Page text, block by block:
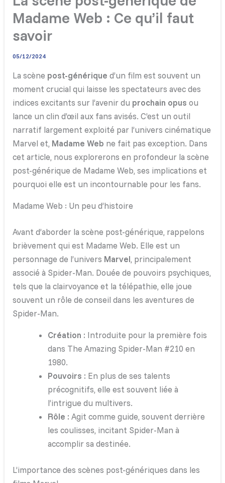
Madame Web : Ce qu’il faut
savoir
05/12/2024
La scène post-générique d’un film est souvent un
moment crucial qui laisse les spectateurs avec des
indices excitants sur l’avenir du prochain opus ou
lance un clin d’œil aux fans avisés. C’est un outil
narratif largement exploité par l’univers cinématique
Marvel et, Madame Web ne fait pas exception. Dans
cet article, nous explorerons en profondeur la scène
post-générique de Madame Web, ses implications et
pourquoi elle est un incontournable pour les fans.
Madame Web : Un peu d’histoire
Avant d’aborder la scène post-générique, rappelons
brièvement qui est Madame Web. Elle est un
personnage de l’univers Marvel, principalement
associé à Spider-Man. Douée de pouvoirs psychiques,
tels que la clairvoyance et la télépathie, elle joue
souvent un rôle de conseil dans les aventures de
Spider-Man.
Création : Introduite pour la première fois
dans The Amazing Spider-Man #210 en
1980.
Pouvoirs : En plus de ses talents
précognitifs, elle est souvent liée à
l’intrigue du multivers.
Rôle : Agit comme guide, souvent derrière
les coulisses, incitant Spider-Man à
accomplir sa destinée.
L’importance des scènes post-génériques dans les